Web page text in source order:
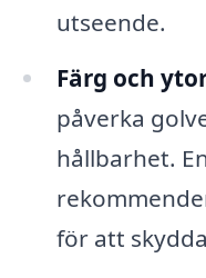
utseende.
Färg och
påverka
hållbarhet.
för att